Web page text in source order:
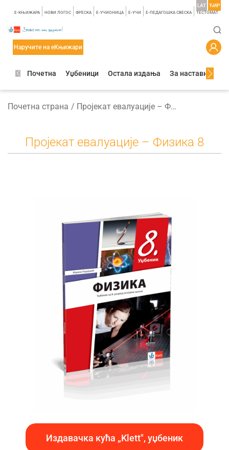
E-КЊИЖАРА НОВИ ЛОГОС ФРЕСКА E-УЧИОНИЦА E-УЧИ Е-ПЕДАГОШКА СВЕСКА TЕСТОМАТ
LAT ЋИР
Наручите на еКњижари
Почетна Уџбеници Остала издања За наставнике
Почетна страна Пројекат евалуације – Физика 8
Пројекат евалуације – Физика 8
Издавачка кућа „Klett", уџбеник